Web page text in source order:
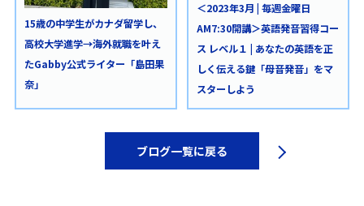
15歳の中学生がカナダ留学し、
高校大学進学→海外就職を叶え
たGabby公式ライター「島田果
奈」
＜2023年3月 | 毎週金曜日
AM7:30開講＞英語発音習得コー
ス レベル１ | あなたの英語を正
しく伝える鍵「母音発音」をマ
スターしよう
ブログ一覧に戻る